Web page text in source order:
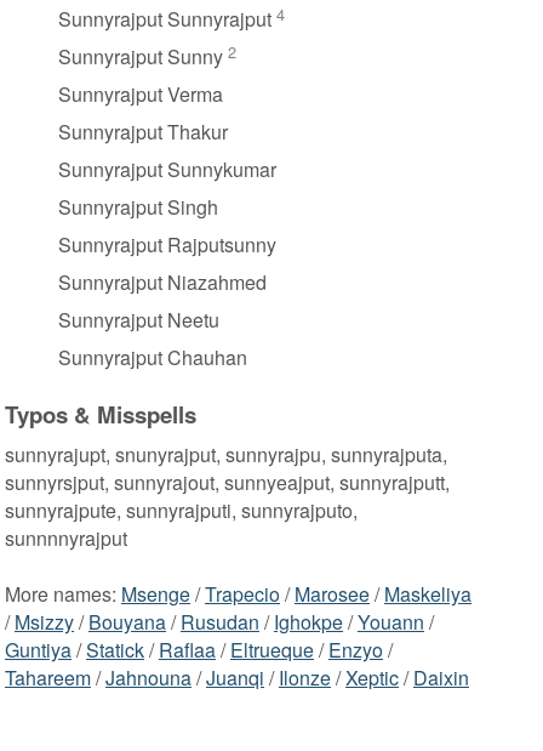
Sunnyrajput Sunnyrajput 4
Sunnyrajput Sunny 2
Sunnyrajput Verma
Sunnyrajput Thakur
Sunnyrajput Sunnykumar
Sunnyrajput Singh
Sunnyrajput Rajputsunny
Sunnyrajput Niazahmed
Sunnyrajput Neetu
Sunnyrajput Chauhan
Typos & Misspells
sunnyrajupt, snunyrajput, sunnyrajpu, sunnyrajputa,
sunnyrsjput, sunnyrajout, sunnyeajput, sunnyrajputt,
sunnyrajpute, sunnyrajputi, sunnyrajputo,
sunnnnyrajput
More names: Msenge/Trapecio/Marosee/Maskeliya
/Msizzy/Bouyana/Rusudan /Ighokpe/Youann /
Guntiya/Statick/Raflaa/Eltrueque/Enzyo/
Tahareem/Jahnouna/Juanqi /Ilonze/Xeptic/Daixin